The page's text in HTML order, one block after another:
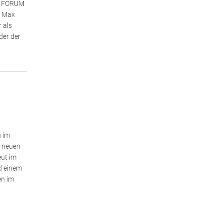
als
der
im
im
einem
im